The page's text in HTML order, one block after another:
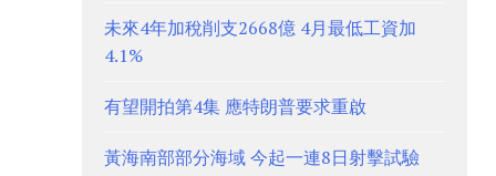
未來4年加稅削支2668億 4月最低工資加
4.1%
有望開拍第4集 應特朗普要求重啟
黃海南部部分海域 今起一連8日射擊試驗